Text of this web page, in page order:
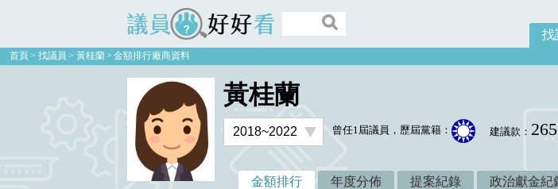
議員好好看
找
首頁 找議員 黃桂蘭 金額排行廠商資料
黃桂蘭
曾任1屆議員，歷屆黨籍： 建議款：
金額排行 年度分佈 提案紀錄 政治獻金紀